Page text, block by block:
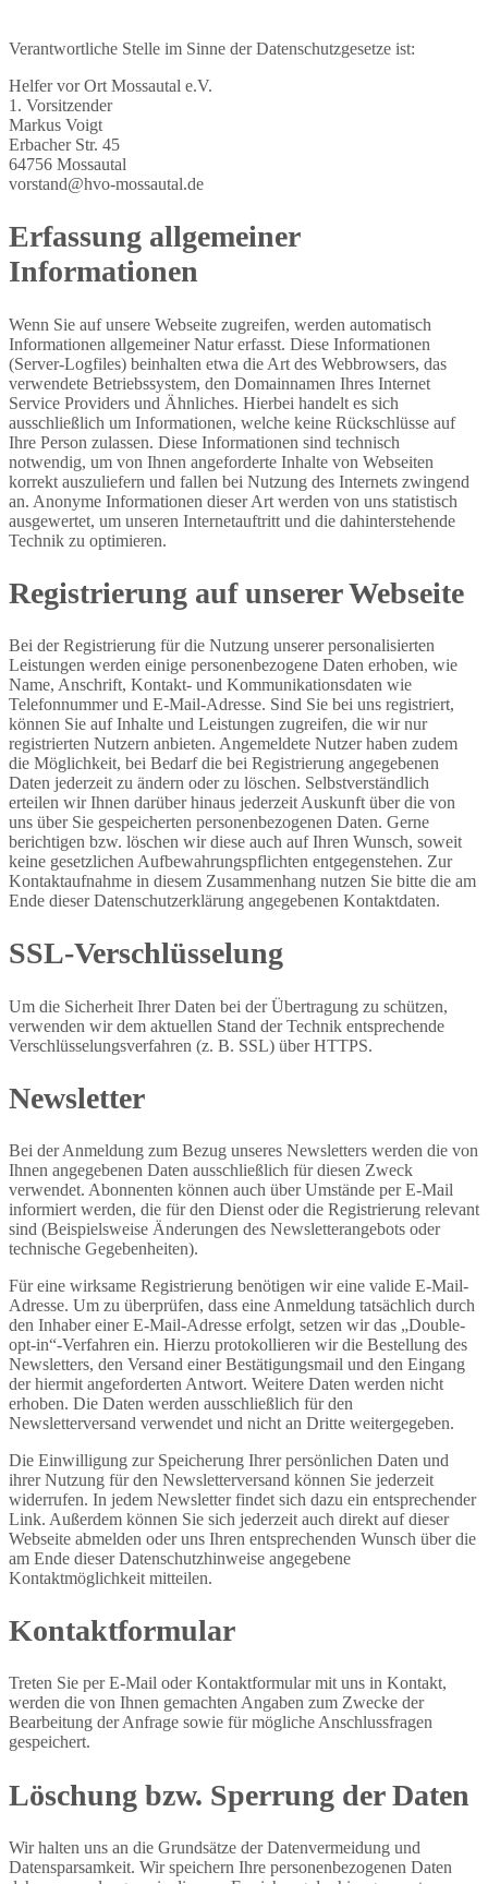
Verantwortliche Stelle im Sinne der Datenschutzgesetze ist:
Helfer vor Ort Mossautal e.V.
1. Vorsitzender
Markus Voigt
Erbacher Str. 45
64756 Mossautal
vorstand@hvo-mossautal.de
Erfassung allgemeiner
Informationen
Wenn Sie auf unsere Webseite zugreifen, werden automatisch
Informationen allgemeiner Natur erfasst. Diese Informationen
(Server-Logfiles) beinhalten etwa die Art des Webbrowsers, das
verwendete Betriebssystem, den Domainnamen Ihres Internet
Service Providers und Ähnliches. Hierbei handelt es sich
ausschließlich um Informationen, welche keine Rückschlüsse auf
Ihre Person zulassen. Diese Informationen sind technisch
notwendig, um von Ihnen angeforderte Inhalte von Webseiten
korrekt auszuliefern und fallen bei Nutzung des Internets zwingend
an. Anonyme Informationen dieser Art werden von uns statistisch
ausgewertet, um unseren Internetauftritt und die dahinterstehende
Technik zu optimieren.
Registrierung auf unserer Webseite
Bei der Registrierung für die Nutzung unserer personalisierten
Leistungen werden einige personenbezogene Daten erhoben, wie
Name, Anschrift, Kontakt- und Kommunikationsdaten wie
Telefonnummer und E-Mail-Adresse. Sind Sie bei uns registriert,
können Sie auf Inhalte und Leistungen zugreifen, die wir nur
registrierten Nutzern anbieten. Angemeldete Nutzer haben zudem
die Möglichkeit, bei Bedarf die bei Registrierung angegebenen
Daten jederzeit zu ändern oder zu löschen. Selbstverständlich
erteilen wir Ihnen darüber hinaus jederzeit Auskunft über die von
uns über Sie gespeicherten personenbezogenen Daten. Gerne
berichtigen bzw. löschen wir diese auch auf Ihren Wunsch, soweit
keine gesetzlichen Aufbewahrungspflichten entgegenstehen. Zur
Kontaktaufnahme in diesem Zusammenhang nutzen Sie bitte die am
Ende dieser Datenschutzerklärung angegebenen Kontaktdaten.
SSL-Verschlüsselung
Um die Sicherheit Ihrer Daten bei der Übertragung zu schützen,
verwenden wir dem aktuellen Stand der Technik entsprechende
Verschlüsselungsverfahren (z. B. SSL) über HTTPS.
Newsletter
Bei der Anmeldung zum Bezug unseres Newsletters werden die von
Ihnen angegebenen Daten ausschließlich für diesen Zweck
verwendet. Abonnenten können auch über Umstände per E-Mail
informiert werden, die für den Dienst oder die Registrierung relevant
sind (Beispielsweise Änderungen des Newsletterangebots oder
technische Gegebenheiten).
Für eine wirksame Registrierung benötigen wir eine valide E-Mail-
Adresse. Um zu überprüfen, dass eine Anmeldung tatsächlich durch
den Inhaber einer E-Mail-Adresse erfolgt, setzen wir das „Double-
opt-in“-Verfahren ein. Hierzu protokollieren wir die Bestellung des
Newsletters, den Versand einer Bestätigungsmail und den Eingang
der hiermit angeforderten Antwort. Weitere Daten werden nicht
erhoben. Die Daten werden ausschließlich für den
Newsletterversand verwendet und nicht an Dritte weitergegeben.
Die Einwilligung zur Speicherung Ihrer persönlichen Daten und
ihrer Nutzung für den Newsletterversand können Sie jederzeit
widerrufen. In jedem Newsletter findet sich dazu ein entsprechender
Link. Außerdem können Sie sich jederzeit auch direkt auf dieser
Webseite abmelden oder uns Ihren entsprechenden Wunsch über die
am Ende dieser Datenschutzhinweise angegebene
Kontaktmöglichkeit mitteilen.
Kontaktformular
Treten Sie per E-Mail oder Kontaktformular mit uns in Kontakt,
werden die von Ihnen gemachten Angaben zum Zwecke der
Bearbeitung der Anfrage sowie für mögliche Anschlussfragen
gespeichert.
Löschung bzw. Sperrung der Daten
Wir halten uns an die Grundsätze der Datenvermeidung und
Datensparsamkeit. Wir speichern Ihre personenbezogenen Daten